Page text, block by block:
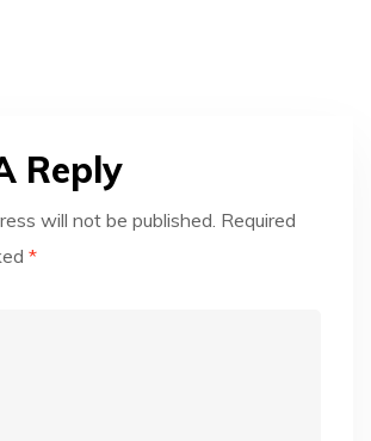
Reply
will not be published. Required
*